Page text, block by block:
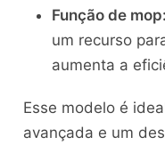
Função de mop:
um recurso
aumenta a
Esse modelo é
avançada e um